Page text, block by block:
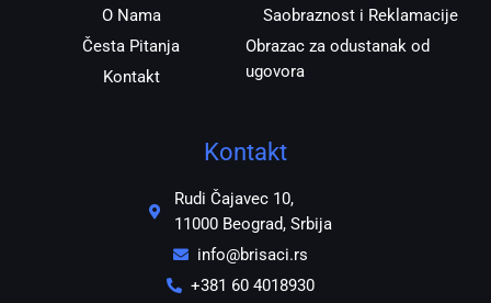
O Nama
Česta Pitanja
Kontakt
Saobraznost i Reklamacije
Obrazac za odustanak od
ugovora
Kontakt
Rudi Čajavec 10,
11000 Beograd, Srbija
info@brisaci.rs
+381 60 4018930